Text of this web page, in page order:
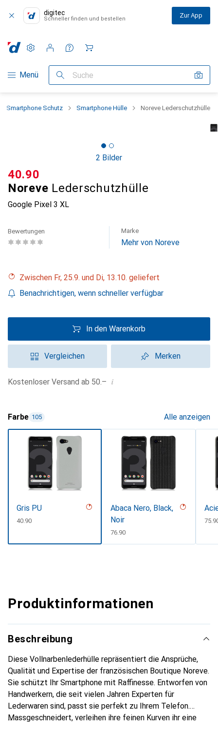
digitec
Schneller finden und bestellen Zur App
Navigation nach Kategorien
Menü Suche
Einstellungen
Kundenkonto
Vergleichslisten
Merklisten
Warenkorb
Smartphone Schutz Smartphone Hülle Noreve Lederschutzhülle
2 Bilder
Noreve Lederschutzhülle
Google Pixel 3 XL
CHF
40.90
Bewertungen Marke
Mehr von Noreve
Zwischen Fr, 25.9. und Di, 13.10. geliefert
Benachrichtigen, wenn schneller verfügbar
In den Warenkorb
Vergleichen Merken
Kostenloser Versand ab 50.– i
Farbe 105 Alle anzeigen
Gris PU
CHF
40.90
Abaca Nero, Black,
Noir
CHF
76.90
CHF
Produktinformationen
Beschreibung
Diese Vollnarbenlederhülle repräsentiert die Ansprüche,
Qualität und Expertise der französischen Boutique Noreve.
Sie schützt Ihr Smartphone mit Raffinesse. Entworfen von
Handwerkern, die seit vielen Jahren Experten für
Lederwaren sind, passt sie perfekt zu Ihrem Telefon.
Massgeschneidert, verleihen ihre feinen Kurven ihr eine